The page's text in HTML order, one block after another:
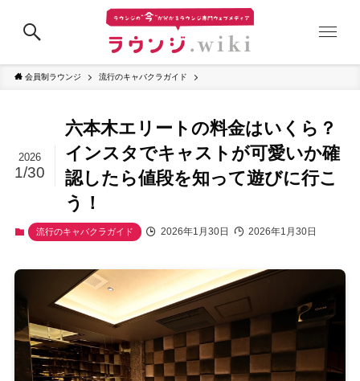
会員制ラウンジ 流行のキャバクラガイド
六本木エリートの料金はいくら？
インスタでキャストが可愛いか確
認したら値段を知って遊びに行こ
う！
2026
1/30
流行のキャバクラガイド 2026年1月30日 2026年1月30日